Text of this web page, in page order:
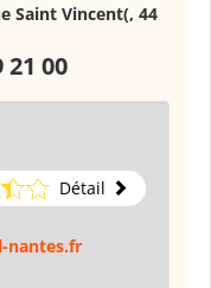
Saint Vincent(, 44
21 00
Détail
nantes.fr